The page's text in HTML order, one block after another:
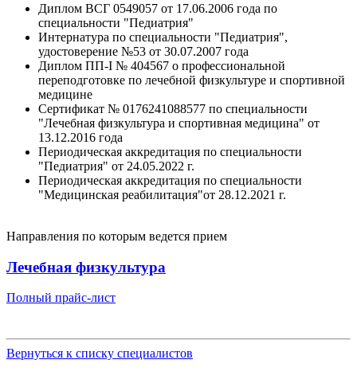
Диплом ВСГ 0549057 от 17.06.2006 года по
специальности "Педиатрия"
Интернатура по специальности "Педиатрия",
удостоверение №53 от 30.07.2007 года
Диплом ПП-I № 404567 о профессиональной
переподготовке по лечебной физкультуре и спортивной
медицине
Сертификат № 0176241088577 по специальности
"Лечебная физкультура и спортивная медицина" от
13.12.2016 года
Периодическая аккредитация по специальности
"Педиатрия" от 24.05.2022 г.
Периодическая аккредитация по специальности
"Медицинская реабилитация"от 28.12.2021 г.
Направления по которым ведется прием
Лечебная физкультура
Полный прайс-лист
Вернуться к списку специалистов